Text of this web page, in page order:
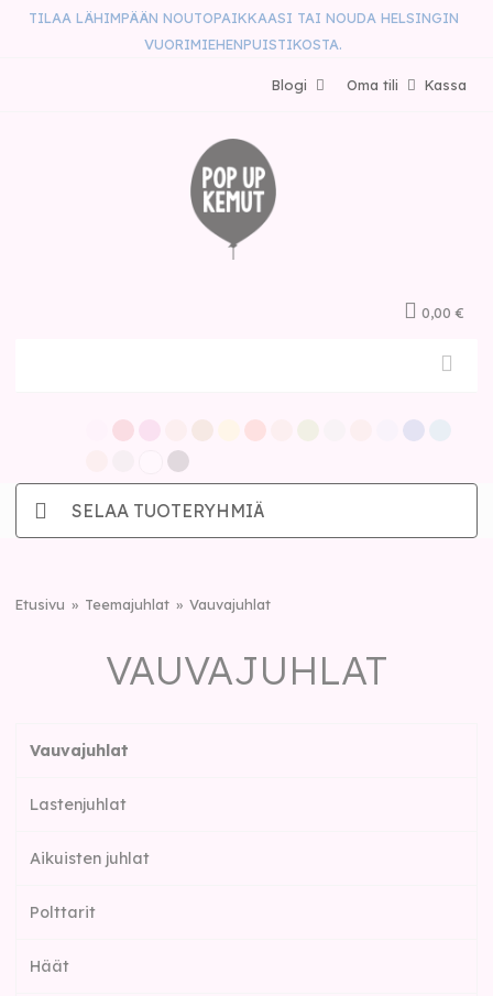
TILAA LÄHIMPÄÄN NOUTOPAIKKAASI TAI NOUDA HELSINGIN
VUORIMIEHENPUISTIKOSTA.
Kassa
Oma tili
Blogi
0,00 €
SELAA TUOTERYHMIÄ
Etusivu Teemajuhlat Vauvajuhlat
VAUVAJUHLAT
Vauvajuhlat
Lastenjuhlat
Aikuisten juhlat
Polttarit
Häät